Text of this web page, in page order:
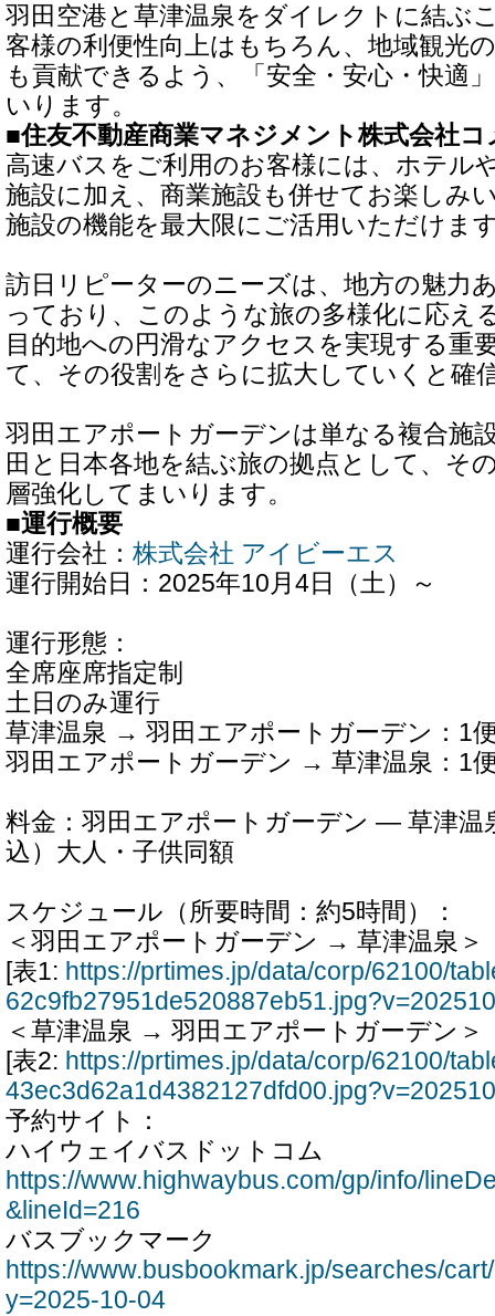
羽田空港と草津温泉をダイレクトに結ぶ
客様の利便性向上はもちろん、地域観光
も貢献できるよう、「安全・安心・快適
いります。
■住友不動産商業マネジメント株式会社コ
高速バスをご利用のお客様には、ホテル
施設に加え、商業施設も併せてお楽しみ
施設の機能を最大限にご活用いただけま
訪日リピーターのニーズは、地方の魅力
っており、このような旅の多様化に応え
目的地への円滑なアクセスを実現する重
て、その役割をさらに拡大していくと確
羽田エアポートガーデンは単なる複合施
田と日本各地を結ぶ旅の拠点として、そ
層強化してまいります。
■運行概要
運行会社： 株式会社 アイビーエス
運行開始日：2025年10月4日（土）～
運行形態：
全席座席指定制
土日のみ運行
草津温泉 → 羽田エアポートガーデン：1
羽田エアポートガーデン → 草津温泉：1
料金：羽田エアポートガーデン ― 草津
込）大人・子供同額
スケジュール（所要時間：約5時間）：
＜羽田エアポートガーデン → 草津温泉＞
[表1: https://prtimes.jp/data/corp/62100/
＜草津温泉 → 羽田エアポートガーデン＞
[表2: https://prtimes.jp/data/corp/62100/
予約サイト：
ハイウェイバスドットコム
https://www.highwaybus.com/gp/info/
&lineId=216
バスブックマーク
https://www.busbookmark.jp/searches/
y=2025-10-04